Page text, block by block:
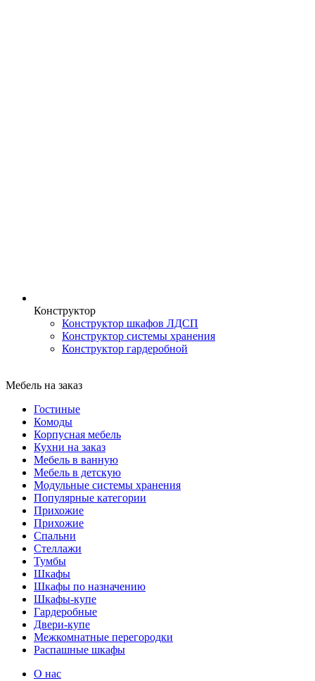
Конструктор
Конструктор шкафов ЛДСП
Конструктор системы хранения
Конструктор гардеробной
Мебель на заказ
Гостиные
Комоды
Корпусная мебель
Кухни на заказ
Мебель в ванную
Мебель в детскую
Модульные системы хранения
Популярные категории
Прихожие
Прихожие
Спальни
Стеллажи
Тумбы
Шкафы
Шкафы по назначению
Шкафы-купе
Гардеробные
Двери-купе
Межкомнатные перегородки
Распашные шкафы
О нас